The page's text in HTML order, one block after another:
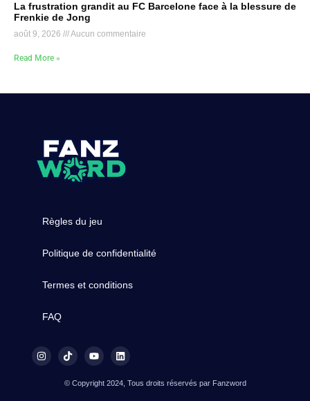
La frustration grandit au FC Barcelone face à la blessure de
Frenkie de Jong
août 9, 2026 Aucun commentaire
Read More »
Règles du jeu
Politique de confidentialité
Termes et conditions
FAQ
© Copyright 2024, Tous droits réservés par Fanzword